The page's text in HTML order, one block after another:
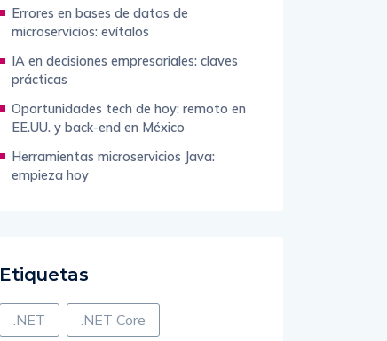
Errores en bases de datos de
microservicios: evítalos
IA en decisiones empresariales: claves
prácticas
Oportunidades tech de hoy: remoto en
EE.UU. y back-end en México
Herramientas microservicios Java:
empieza hoy
Etiquetas
.NET .NET Core